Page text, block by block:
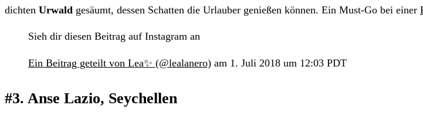
dichten Urwald gesäumt, dessen Schatten die Urlauber genießen können. Ein Must-Go bei einer
Sieh dir diesen Beitrag auf Instagram an
Ein Beitrag geteilt von Lea✨ (@lealanero) am 1. Juli 2018 um 12:03 PDT
#3. Anse Lazio, Seychellen